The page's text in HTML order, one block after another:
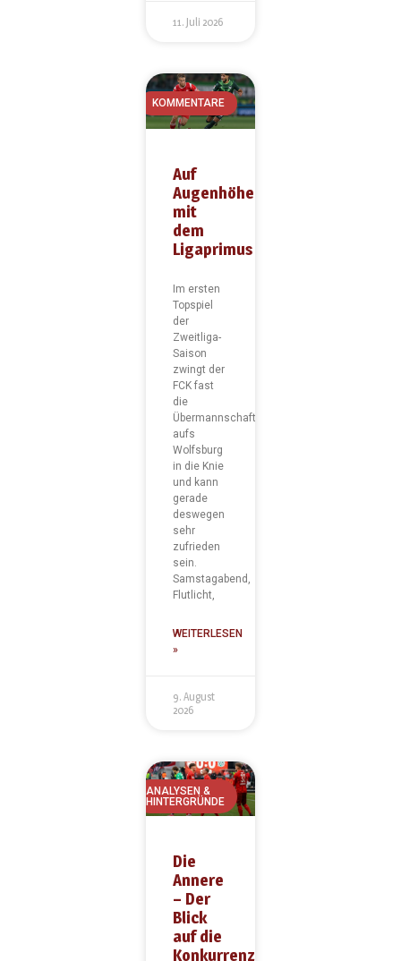
11. Juli 2026
KOMMENTARE
Auf
Augenhöhe
mit
dem
Ligaprimus
Im ersten
Topspiel
der
Zweitliga-
Saison
zwingt der
FCK fast
die
Übermannschaft
aufs
Wolfsburg
in die Knie
und kann
gerade
deswegen
sehr
zufrieden
sein.
Samstagabend,
Flutlicht,
WEITERLESEN
»
9. August
2026
ANALYSEN &
HINTERGRÜNDE
Die
Annere
– Der
Blick
auf die
Konkurrenz